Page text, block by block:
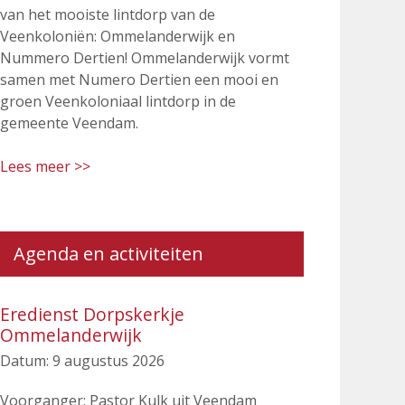
van het mooiste lintdorp van de
Veenkoloniën: Ommelanderwijk en
Nummero Dertien! Ommelanderwijk vormt
samen met Numero Dertien een mooi en
groen Veenkoloniaal lintdorp in de
gemeente Veendam.
Lees meer >>
Agenda en activiteiten
Eredienst Dorpskerkje
Ommelanderwijk
Datum: 9 augustus 2026
Voorganger: Pastor Kulk uit Veendam